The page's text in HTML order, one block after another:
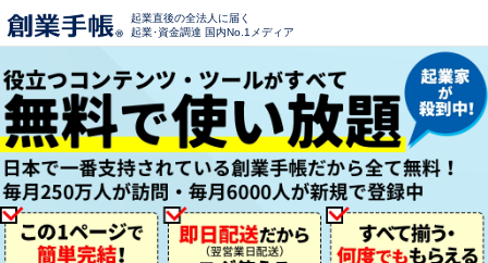
起業直後の全法人に届く
起業･資金調達 国内No.1メディア